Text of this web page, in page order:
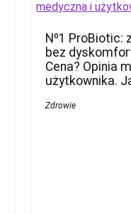
Nº1 ProBiotic:
bez
Cena? Opinia
użytkownika.
Zdrowie